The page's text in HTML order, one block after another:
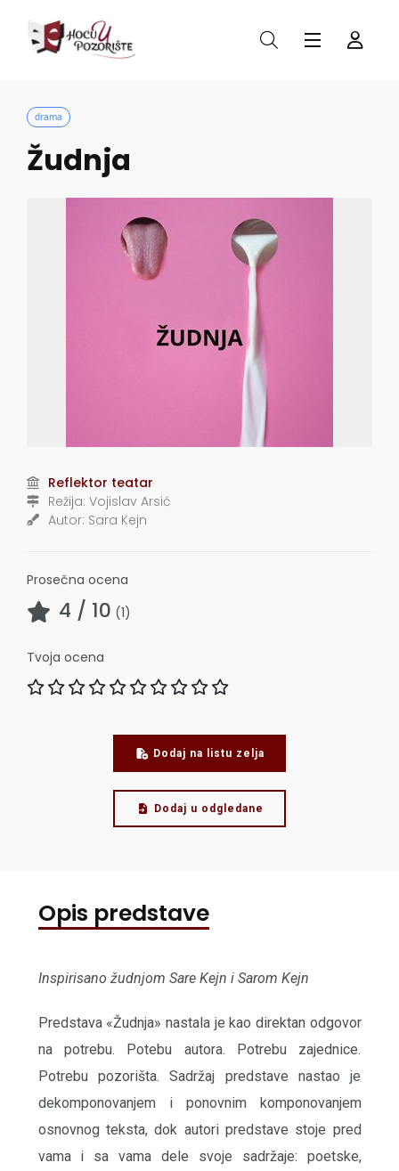
drama
Žudnja
Reflektor teatar
Režija: Vojislav Arsić
Autor: Sara Kejn
Prosečna ocena
4 / 10 (1)
Tvoja ocena
Dodaj na listu zelja
Dodaj u odgledane
Opis predstave
Inspirisano žudnjom Sare Kejn i Sarom Kejn
Predstava «Žudnja» nastala je kao direktan odgovor
na potrebu. Potebu autora. Potrebu zajednice.
Potrebu pozorišta. Sadržaj predstave nastao je
dekomponovanjem i ponovnim komponovanjem
osnovnog teksta, dok autori predstave stoje pred
vama i sa vama dele svoje sadržaje: poetske,